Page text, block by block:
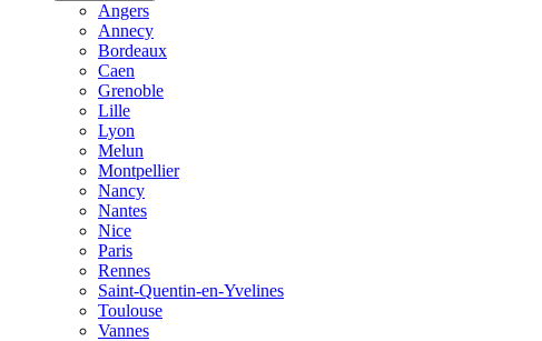
Angers
Annecy
Bordeaux
Caen
Grenoble
Lille
Lyon
Melun
Montpellier
Nancy
Nantes
Nice
Paris
Rennes
Saint-Quentin-en-Yvelines
Toulouse
Vannes